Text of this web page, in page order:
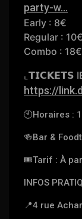
party-w...
Early : 8€
Regular : 10€
Combo : 18€
⌞𝗧𝗜𝗖𝗞𝗘𝗧𝗦
https://
🕙Horaires :
🍻Bar &
🎟Tarif : À
INFOS
📍4 rue